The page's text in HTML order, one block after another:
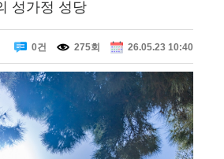
성가정 성당
0건 275회 26.05.23 10:40